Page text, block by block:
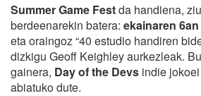
Summer Game Festda handiena,
berdeenarekin batera: ekainaren 6an
eta oraingoz “40 estudio handiren
dizkigu Geoff Keighley aurkezleak.
gainera, Day of the Devs indie
abiatuko dute.